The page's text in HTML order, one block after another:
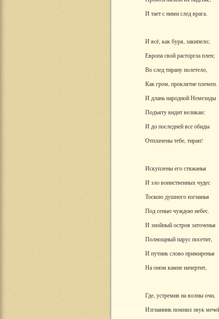
И тает с ними след врага.
И всё, как буря, закипело;
Европа свой расторгла плен;
Во след тирану полетело,
Как гром, проклятие племен.
И длань народной Немезиды
Подъяту видит великан:
И до последней все обиды
Отплачены тебе, тиран!
Искуплены его стяжанья
И зло воинственных чудес
Тоскою душного изгнанья
Под сенью чуждою небес.
И знойный остров заточенья
Полнощный парус посетит,
И путник слово примиренья
На оном камне начертит,
Где, устремив на волны очи,
Изгнанник помнил звук